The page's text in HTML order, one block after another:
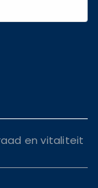
en vitaliteit